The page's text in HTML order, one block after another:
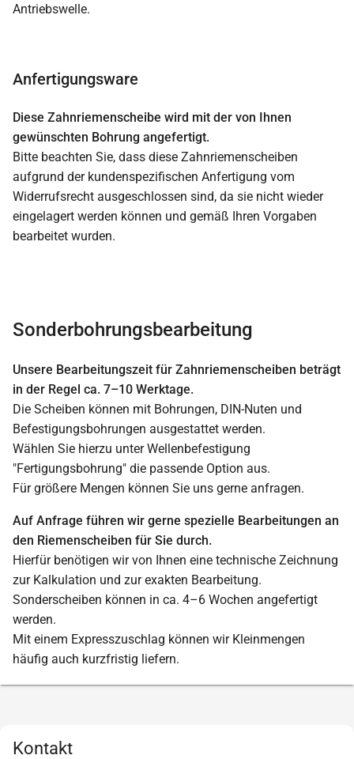
Antriebswelle.
Anfertigungsware
Diese Zahnriemenscheibe wird mit der von Ihnen
gewünschten Bohrung angefertigt.
Bitte beachten Sie, dass diese Zahnriemenscheiben
aufgrund der kundenspezifischen Anfertigung vom
Widerrufsrecht ausgeschlossen sind, da sie nicht wieder
eingelagert werden können und gemäß Ihren Vorgaben
bearbeitet wurden.
Sonderbohrungsbearbeitung
Unsere Bearbeitungszeit für Zahnriemenscheiben beträgt
in der Regel ca. 7–10 Werktage.
Die Scheiben können mit Bohrungen, DIN-Nuten und
Befestigungsbohrungen ausgestattet werden.
Wählen Sie hierzu unter Wellenbefestigung
"Fertigungsbohrung" die passende Option aus.
Für größere Mengen können Sie uns gerne anfragen.
Auf Anfrage führen wir gerne spezielle Bearbeitungen an
den Riemenscheiben für Sie durch.
Hierfür benötigen wir von Ihnen eine technische Zeichnung
zur Kalkulation und zur exakten Bearbeitung.
Sonderscheiben können in ca. 4–6 Wochen angefertigt
werden.
Mit einem Expresszuschlag können wir Kleinmengen
häufig auch kurzfristig liefern.
Kontakt